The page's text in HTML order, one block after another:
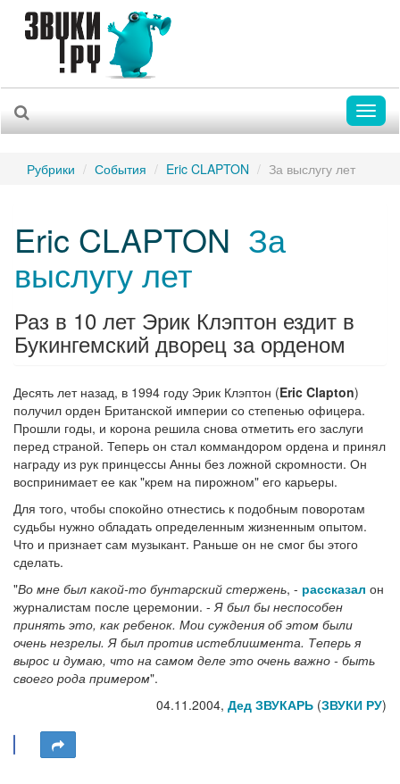
Рубрики События Eric CLAPTON За выслугу лет
Eric CLAPTON За
выслугу лет
Раз в 10 лет Эрик Клэптон ездит в
Букингемский дворец за орденом
Десять лет назад, в 1994 году Эрик Клэптон (Eric Clapton)
получил орден Британской империи со степенью офицера.
Прошли годы, и корона решила снова отметить его заслуги
перед страной. Теперь он стал коммандором ордена и принял
награду из рук принцессы Анны без ложной скромности. Он
воспринимает ее как "крем на пирожном" его карьеры.
Для того, чтобы спокойно отнестись к подобным поворотам
судьбы нужно обладать определенным жизненным опытом.
Что и признает сам музыкант. Раньше он не смог бы этого
сделать.
"Во мне был какой-то бунтарский стержень, - рассказал он
журналистам после церемонии. -Я был бы неспособен
принять это, как ребенок. Мои суждения об этом были
очень незрелы. Я был против истеблишмента. Теперь я
вырос и думаю, что на самом деле это очень важно - быть
своего рода примером".
04.11.2004, Дед ЗВУКАРЬ (ЗВУКИ РУ)